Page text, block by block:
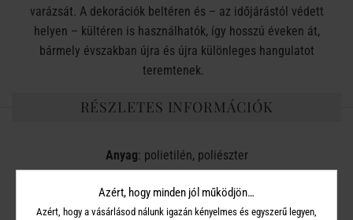
varázsát. A dekorációk beltéren és – az időjárástól védett
helyen – kültéren is használhatók, így hosszú éveken át,
bármely évszakban újra és újra különleges hangulatot
teremtenek.
RÉSZLETES INFORMÁCIÓK
Anyag: polietilén, poliészter
: Magasság: 72 cm Szélesség: 24 cm Mélység: 12 cm
Azért, hogy minden jól működjön…
Azért, hogy a vásárlásod nálunk igazán kényelmes és egyszerű legyen,